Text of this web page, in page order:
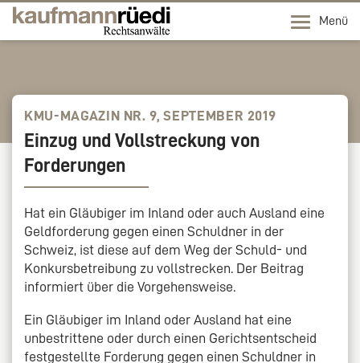
Menü
KMU-MAGAZIN NR. 9, SEPTEMBER 2019
Einzug und Vollstreckung von
Forderungen
Hat ein Gläubiger im Inland oder auch Ausland eine
Geldforderung gegen einen Schuldner in der
Schweiz, ist diese auf dem Weg der Schuld- und
Konkursbetreibung zu vollstrecken. Der Beitrag
informiert über die Vorgehensweise.
Ein Gläubiger im Inland oder Ausland hat eine
unbestrittene oder durch einen Gerichtsentscheid
festgestellte Forderung gegen einen Schuldner in